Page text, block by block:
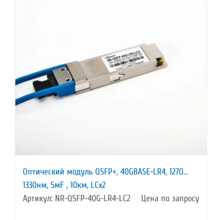
Оптический модуль QSFP+, 40GBASE-LR4, 1270…
1330нм, SмF , 10км, LCx2
Артикул: NR-QSFP-40G-LR4-LC2
Цена по запросу